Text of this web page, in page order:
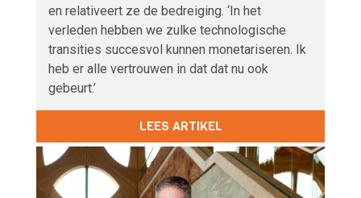
en relativeert ze de bedreiging. ‘In het
verleden hebben we zulke technologische
transities succesvol kunnen monetariseren. Ik
heb er alle vertrouwen in dat dat nu ook
gebeurt.’
LEES ARTIKEL